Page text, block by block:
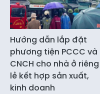
Hướng dẫn lắp đặt
phương tiện PCCC và
CNCH cho nhà ở riêng
lẻ kết hợp sản xuất,
kinh doanh